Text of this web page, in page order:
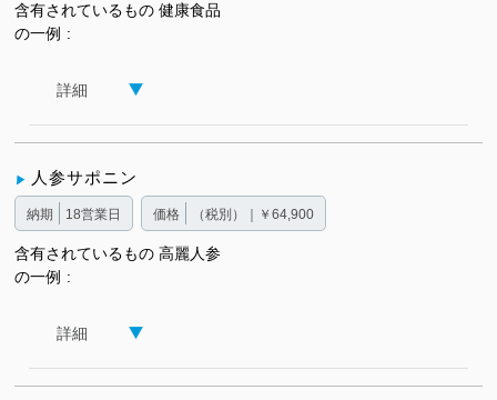
含有されているもの
の一例
健康食品
詳細
人参サポニン
納期 18営業日 価格 （税別）｜￥64,900
含有されているもの
の一例
高麗人参
詳細